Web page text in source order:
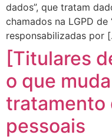
dados”, que tratam
chamados na LGPD de
responsabilizadas por
[Titulares
o que
tratamento
pessoais